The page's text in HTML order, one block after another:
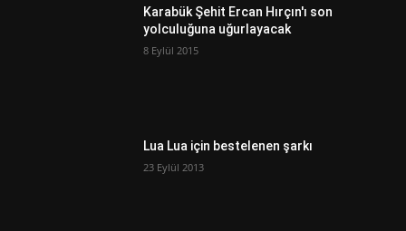
Karabük Şehit Ercan Hırçın'ı son
yolculuğuna uğurlayacak
8 Eylül 2015
Lua Lua için bestelenen şarkı
23 Eylül 2013